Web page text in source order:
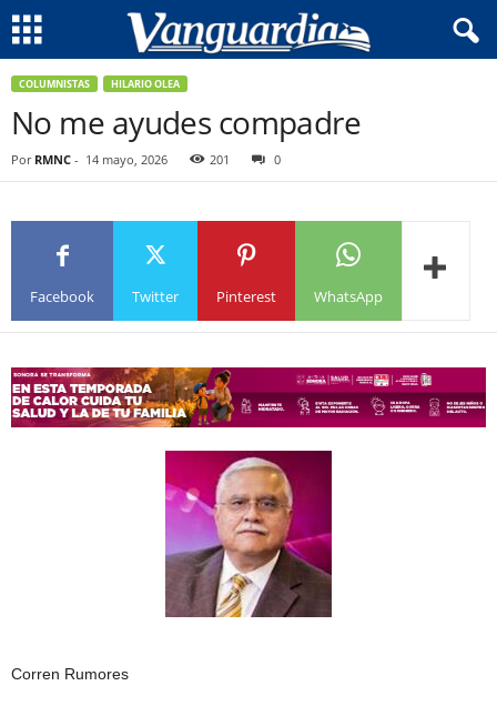
COLUMNISTAS HILARIO OLEA
No me ayudes compadre
Por RMNC - 14 mayo, 2026 201 0
Facebook Twitter Pinterest WhatsApp
Corren Rumores